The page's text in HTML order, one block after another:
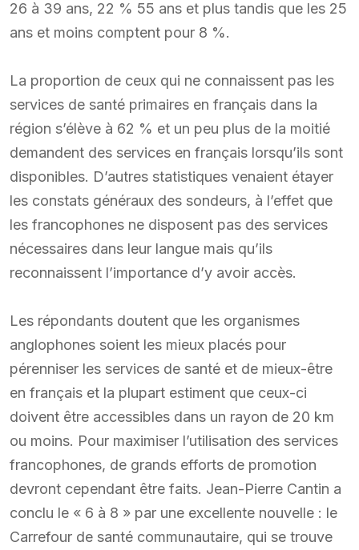
26 à 39 ans, 22 % 55 ans et plus tandis que les 25
ans et moins comptent pour 8 %.
La proportion de ceux qui ne connaissent pas les
services de santé primaires en français dans la
région s’élève à 62 % et un peu plus de la moitié
demandent des services en français lorsqu’ils sont
disponibles. D’autres statistiques venaient étayer
les constats généraux des sondeurs, à l’effet que
les francophones ne disposent pas des services
nécessaires dans leur langue mais qu’ils
reconnaissent l’importance d’y avoir accès.
Les répondants doutent que les organismes
anglophones soient les mieux placés pour
pérenniser les services de santé et de mieux-être
en français et la plupart estiment que ceux-ci
doivent être accessibles dans un rayon de 20 km
ou moins. Pour maximiser l’utilisation des services
francophones, de grands efforts de promotion
devront cependant être faits. Jean-Pierre Cantin a
conclu le « 6 à 8 » par une excellente nouvelle : le
Carrefour de santé communautaire, qui se trouve